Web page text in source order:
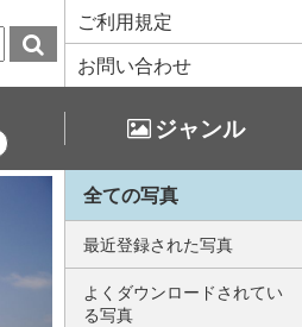
ご利用規定
お問い合わせ
ジャンル
全ての写真
最近登録された写真
よくダウンロードされてい
る写真